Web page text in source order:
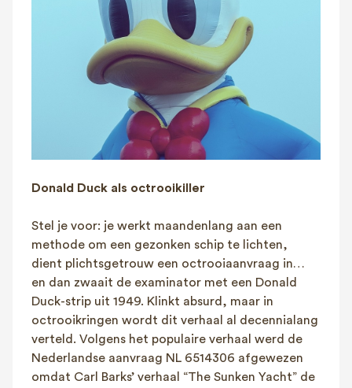
Donald Duck als octrooikiller
Stel je voor: je werkt maandenlang aan een
methode om een gezonken schip te lichten,
dient plichtsgetrouw een octrooiaanvraag in…
en dan zwaait de examinator met een Donald
Duck-strip uit 1949. Klinkt absurd, maar in
octrooikringen wordt dit verhaal al decennialang
verteld. Volgens het populaire verhaal werd de
Nederlandse aanvraag NL 6514306 afgewezen
omdat Carl Barks’ verhaal “The Sunken Yacht” de